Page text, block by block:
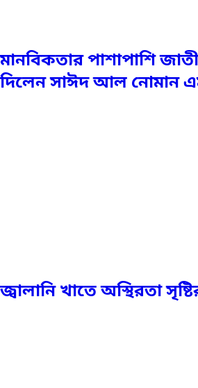
মানবিকতার পাশাপাশি
দিলেন সাঈদ আল নোমান
জ্বালানি খাতে অস্থিরতা